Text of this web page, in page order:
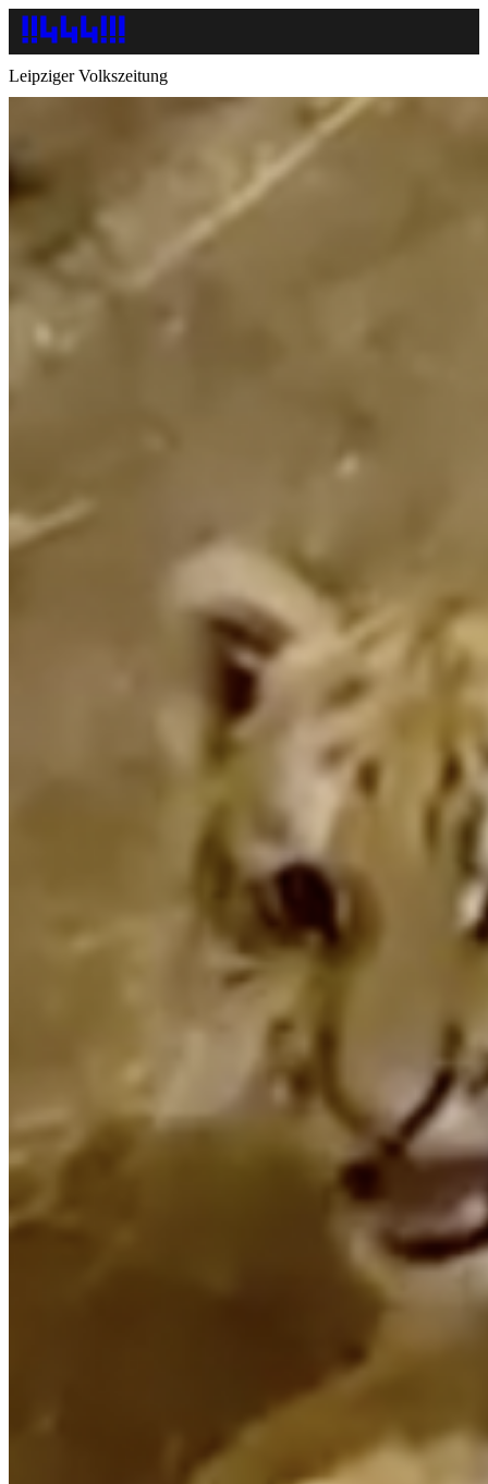
Leipziger Volkszeitung